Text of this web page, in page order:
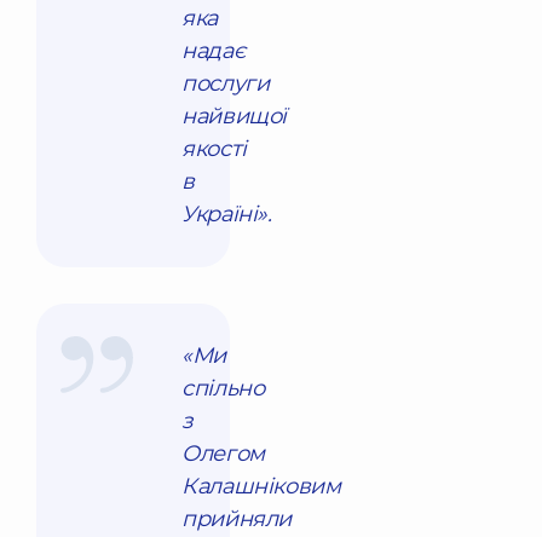
яка
надає
послуги
найвищої
якості
в
Україні».
«Ми
спільно
з
Олегом
Калашніковим
прийняли